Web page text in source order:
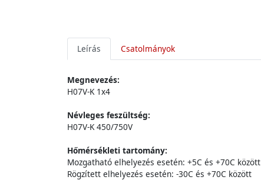
Leírás Csatolmányok
Megnevezés:
H07V-K 1x4
Névleges feszültség:
H07V-K 450/750V
Hőmérsékleti tartomány:
Mozgatható elhelyezés esetén: +5C és +70C között
Rögzített elhelyezés esetén: -30C és +70C között